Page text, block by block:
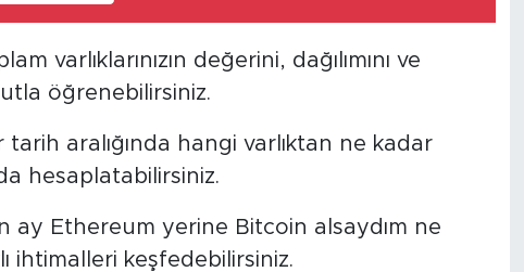
varlıklarınızın değerini, dağılımını ve
öğrenebilirsiniz.
aralığında hangi varlıktan ne kadar
hesaplatabilirsiniz.
ay Ethereum yerine Bitcoin alsaydım ne
ihtimalleri keşfedebilirsiniz.